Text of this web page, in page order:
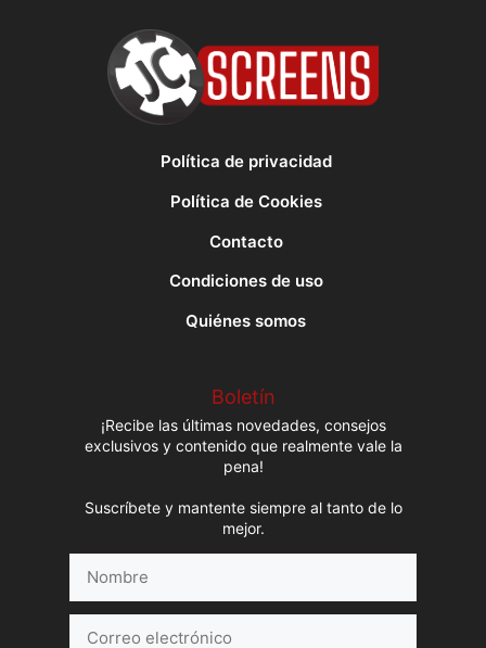
Política de privacidad
Política de Cookies
Contacto
Condiciones de uso
Quiénes somos
Boletín
¡Recibe las últimas novedades, consejos
exclusivos y contenido que realmente vale la
pena!
Suscríbete y mantente siempre al tanto de lo
mejor.